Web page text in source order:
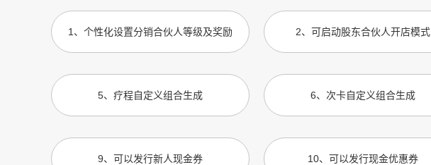
1 、 个性化设置分销合伙人等级及奖励 2、 可启动股东合伙人开店模式
5、 疗程自定义组合生成 6、 次卡自定义组合生成
9、 可以发行新人现金券 10、 可以发行现金优惠券